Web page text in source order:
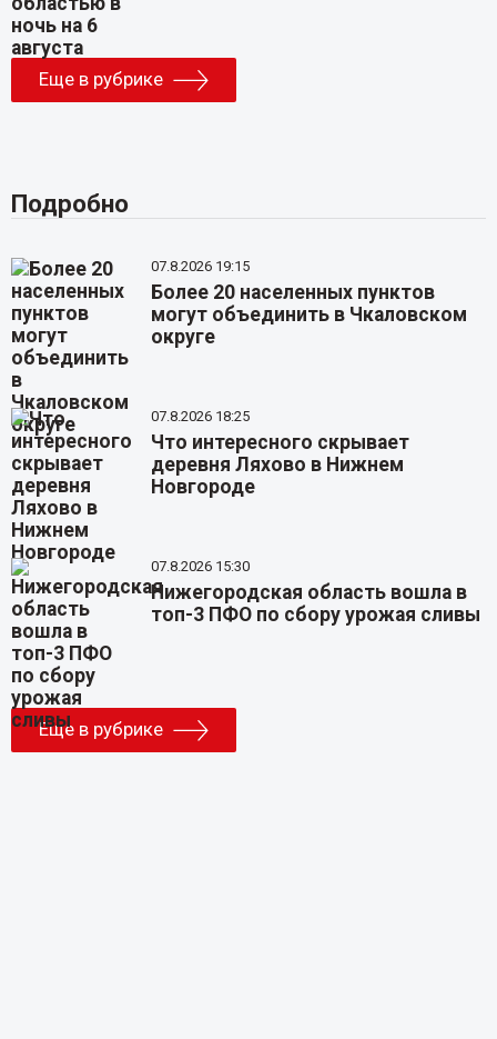
Еще в рубрике
Подробно
07.8.2026 19:15
Более 20 населенных пунктов
могут объединить в Чкаловском
округе
07.8.2026 18:25
Что интересного скрывает
деревня Ляхово в Нижнем
Новгороде
07.8.2026 15:30
Нижегородская область вошла в
топ-3 ПФО по сбору урожая сливы
Еще в рубрике